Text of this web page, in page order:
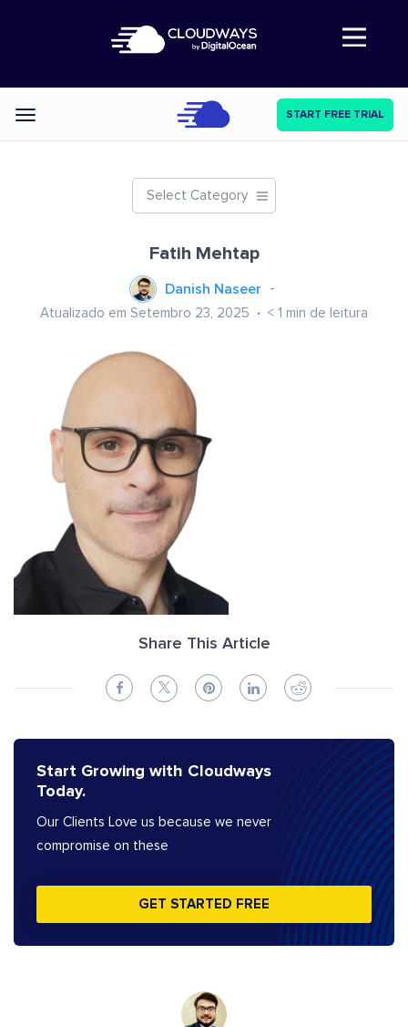
Abre a navegação
Categories START FREE TRIAL
Select Category
Fatih Mehtap
Danish Naseer
Atualizado em Setembro 23, 2025 < 1 min de leitura
Share This Article
Start Growing with Cloudways
Today.
Our Clients Love us because we never
compromise on these
GET STARTED FREE